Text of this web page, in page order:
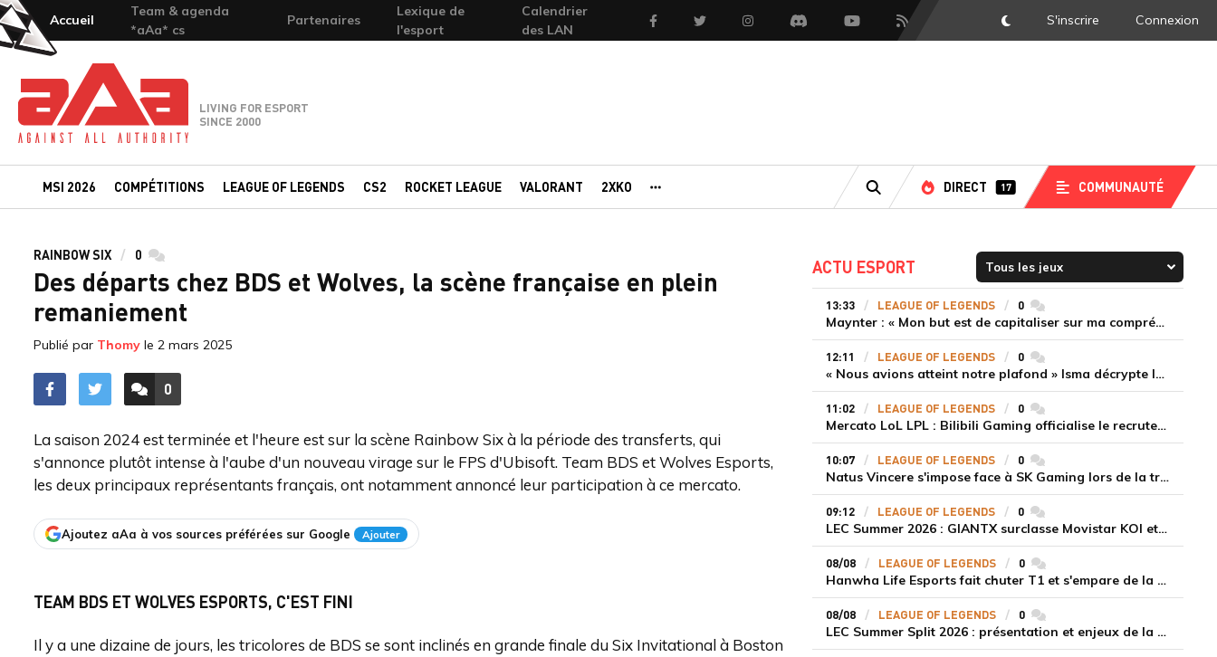
Accueil
Team & agenda
*aAa* cs
Partenaires
Lexique de
l'esport
Calendrier
des LAN
FacebookTwitter InstagramDiscord YoutubeFlux RSS DarkMode
S'inscrire Connexion
Team-aAa - against All authority
LIVING FOR ESPORT
SINCE 2000
MSI 2026 COMPÉTITIONS LEAGUE OF LEGENDS CS2 ROCKET LEAGUE VALORANT 2XKO
RECHERCHE
DIRECT 17 COMMUNAUTÉ
RAINBOW SIX 0 commentaires
Des départs chez BDS et Wolves, la scène française en plein
remaniement
Publié par Thomy le 2 mars 2025
ACCÉDER AUX
0
COMMENTAIRES
La saison 2024 est terminée et l'heure est sur la scène Rainbow Six à la période des transferts, qui
s'annonce plutôt intense à l'aube d'un nouveau virage sur le FPS d'Ubisoft. Team BDS et Wolves Esports,
les deux principaux représentants français, ont notamment annoncé leur participation à ce mercato.
Ajoutez aAa à vos sources préférées sur Google Ajouter
TEAM BDS ET WOLVES ESPORTS, C'EST FINI
Il y a une dizaine de jours, les tricolores de BDS se sont inclinés en grande finale du Six Invitational à Boston
ACTU ESPORT
13:33 LEAGUE OF LEGENDS 0commentaires
Maynter : « Mon but est de capitaliser sur ma compréhension du jeu plutôt que sur ma mécanique pure »
12:11 LEAGUE OF LEGENDS 0commentaires
« Nous avions atteint notre plafond » Isma décrypte le renouveau de GiantX et la victoire face à Movistar KOI
11:02 LEAGUE OF LEGENDS 0commentaires
Mercato LoL LPL : Bilibili Gaming officialise le recrutement de Flandre sur la toplane
10:07 LEAGUE OF LEGENDS 0commentaires
Natus Vincere s'impose face à SK Gaming lors de la troisième semaine du LEC Summer Split 2026
09:12 LEAGUE OF LEGENDS 0commentaires
LEC Summer 2026 : GIANTX surclasse Movistar KOI et se fait une place sur le podium
08/08 LEAGUE OF LEGENDS 0commentaires
Hanwha Life Esports fait chuter T1 et s'empare de la deuxième place du Legend Group
08/08 LEAGUE OF LEGENDS 0commentaires
LEC Summer Split 2026 : présentation et enjeux de la troisième semaine de compétition